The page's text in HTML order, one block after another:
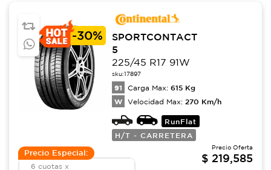
-30%
SPORTCONTACT
5
225/45 R17 91W
sku:17897
91 Carga Max: 615 Kg
W Velocidad Max: 270 Km/h
RunFlat
H/T - CARRETERA
Precio Especial:
6 cuotas x
Precio Oferta
$ 219,585